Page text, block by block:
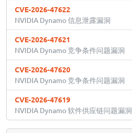
CVE-2026-47622
NVIDIA Dynamo 信息泄露漏洞
CVE-2026-47621
NVIDIA Dynamo 竞争条件问题漏洞
CVE-2026-47620
NVIDIA Dynamo 竞争条件问题漏洞
CVE-2026-47619
NVIDIA Dynamo 软件供应链问题漏洞